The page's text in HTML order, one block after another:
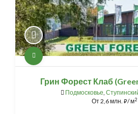
Грин Форест Клаб
Подмосковье,
От2,6 млн. ⃏/ м2